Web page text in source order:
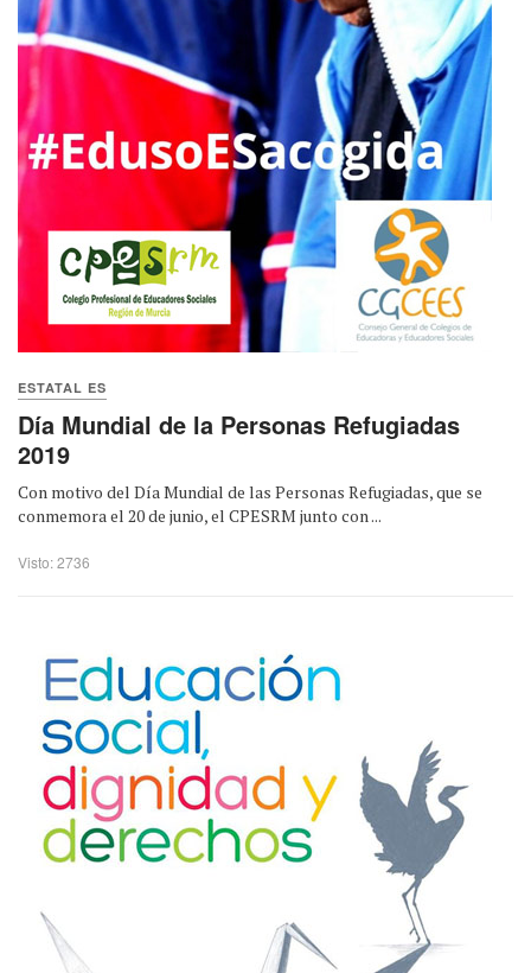
ESTATAL ES
Día Mundial de la Personas Refugiadas
2019
Con motivo del Día Mundial de las Personas Refugiadas, que se
conmemora el 20 de junio, el CPESRM junto con ...
Visto: 2736